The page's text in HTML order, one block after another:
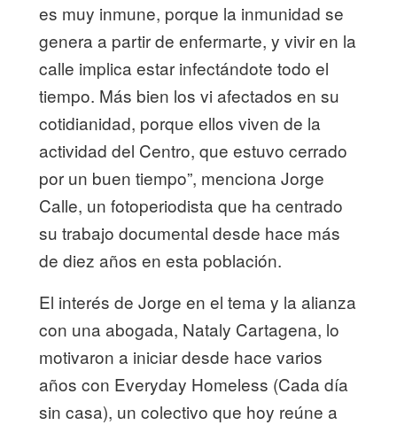
es muy inmune, porque la inmunidad se
genera a partir de enfermarte, y vivir en la
calle implica estar infectándote todo el
tiempo. Más bien los vi afectados en su
cotidianidad, porque ellos viven de la
actividad del Centro, que estuvo cerrado
por un buen tiempo”, menciona Jorge
Calle, un fotoperiodista que ha centrado
su trabajo documental desde hace más
de diez años en esta población.
El interés de Jorge en el tema y la alianza
con una abogada, Nataly Cartagena, lo
motivaron a iniciar desde hace varios
años con Everyday Homeless (Cada día
sin casa), un colectivo que hoy reúne a